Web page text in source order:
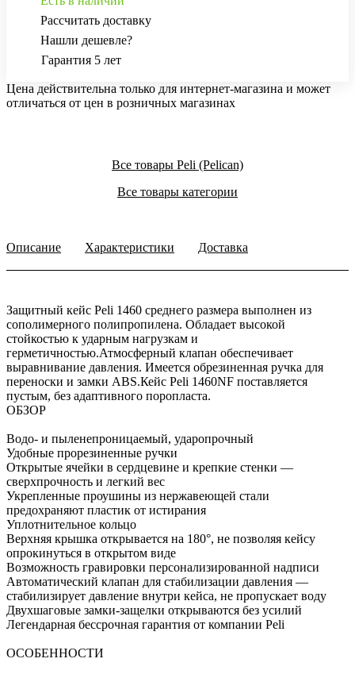
Рассчитать доставку
Нашли дешевле?
Гарантия 5 лет
Цена действительна только для интернет-магазина и может
отличаться от цен в розничных магазинах
Все товары Peli (Pelican)
Все товары категории
Описание Характеристики Доставка
Защитный кейс Peli 1460 среднего размера выполнен из
сополимерного полипропилена. Обладает высокой
стойкостью к ударным нагрузкам и
герметичностью.Атмосферный клапан обеспечивает
выравнивание давления. Имеется обрезиненная ручка для
переноски и замки ABS.Кейс Peli 1460NF поставляется
пустым, без адаптивного поропласта.
ОБЗОР
Водо- и пыленепроницаемый, ударопрочный
Удобные прорезиненные ручки
Открытые ячейки в сердцевине и крепкие стенки —
сверхпрочность и легкий вес
Укрепленные проушины из нержавеющей стали
предохраняют пластик от истирания
Уплотнительное кольцо
Верхняя крышка открывается на 180°, не позволяя кейсу
опрокинуться в открытом виде
Возможность гравировки персонализированной надписи
Автоматический клапан для стабилизации давления —
стабилизирует давление внутри кейса, не пропускает воду
Двухшаговые замки-защелки открываются без усилий
Легендарная бессрочная гарантия от компании Peli
ОСОБЕННОСТИ